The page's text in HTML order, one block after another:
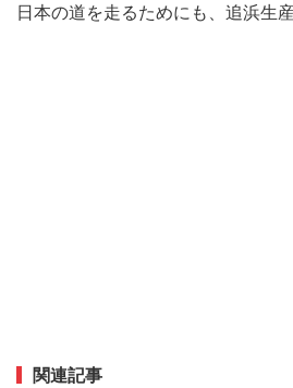
日本の道を走るためにも、追浜生
関連記事